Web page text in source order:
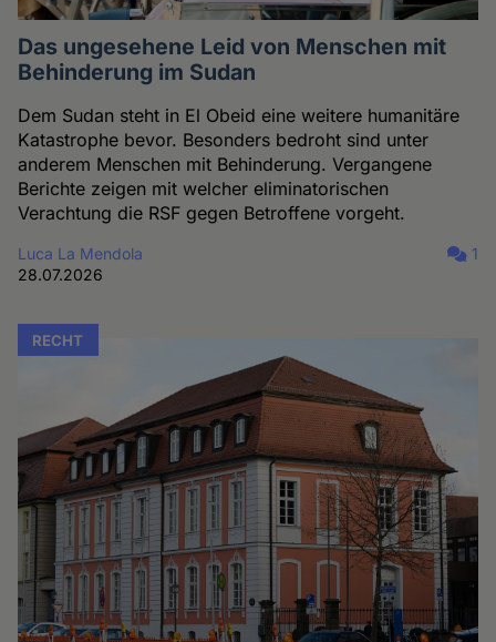
Das ungesehene Leid von Menschen mit
Behinderung im Sudan
Dem Sudan steht in El Obeid eine weitere humanitäre
Katastrophe bevor. Besonders bedroht sind unter
anderem Menschen mit Behinderung. Vergangene
Berichte zeigen mit welcher eliminatorischen
Verachtung die RSF gegen Betroffene vorgeht.
Luca La Mendola
28.07.2026
1
RECHT